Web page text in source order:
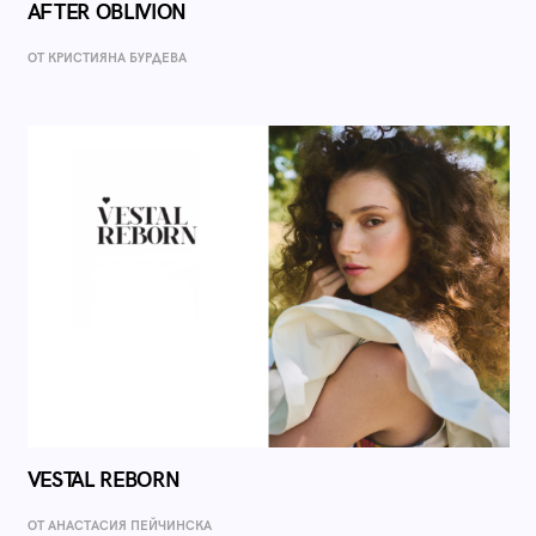
AFTER OBLIVION
ОТ КРИСТИЯНА БУРДЕВА
VESTAL REBORN
ОТ AНАСТАСИЯ ПЕЙЧИНСКА